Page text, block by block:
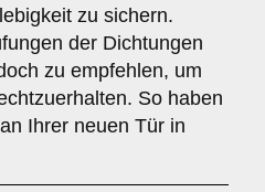
zu sichern.
der Dichtungen
zu empfehlen, um
So haben
Ihrer neuen Tür in